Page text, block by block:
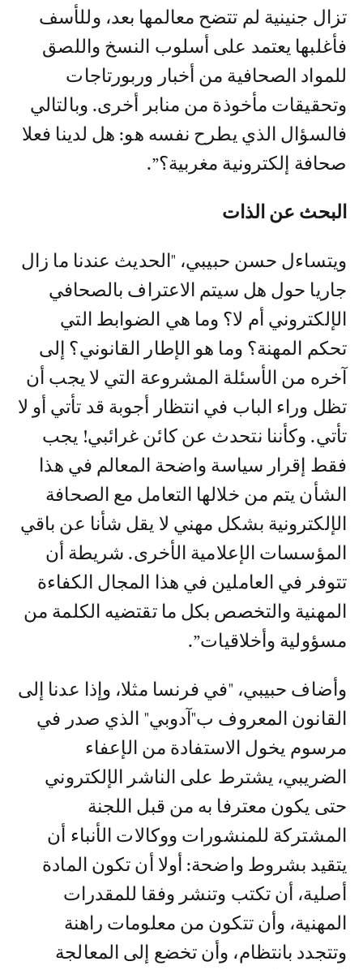
تزال جنينية لم تتضح معالمها بعد، وللأسف
فأغلبها يعتمد على أسلوب النسخ واللصق
للمواد الصحافية من أخبار وربورتاجات
وتحقيقات مأخوذة من منابر أخرى. وبالتالي
فالسؤال الذي يطرح نفسه هو: هل لدينا فعلا
صحافة إلكترونية مغربية؟”.
البحث عن الذات
ويتساءل حسن حبيبي، "الحديث عندنا ما زال
جاريا حول هل سيتم الاعتراف بالصحافي
الإلكتروني أم لا؟ وما هي الضوابط التي
تحكم المهنة؟ وما هو الإطار القانوني؟ إلى
آخره من الأسئلة المشروعة التي لا يجب أن
تظل وراء الباب في انتظار أجوبة قد تأتي أو لا
تأتي. وكأننا نتحدث عن كائن غرائبي! يجب
فقط إقرار سياسة واضحة المعالم في هذا
الشأن يتم من خلالها التعامل مع الصحافة
الإلكترونية بشكل مهني لا يقل شأنا عن باقي
المؤسسات الإعلامية الأخرى. شريطة أن
تتوفر في العاملين في هذا المجال الكفاءة
المهنية والتخصص بكل ما تقتضيه الكلمة من
مسؤولية وأخلاقيات”.
وأضاف حبيبي، "في فرنسا مثلا، وإذا عدنا إلى
القانون المعروف ب"آدوبي" الذي صدر في
مرسوم يخول الاستفادة من الإعفاء
الضريبي، يشترط على الناشر الإلكتروني
حتى يكون معترفا به من قبل اللجنة
المشتركة للمنشورات ووكالات الأنباء أن
يتقيد بشروط واضحة: أولا أن تكون المادة
أصلية، أن تكتب وتنشر وفقا للمقدرات
المهنية، وأن تتكون من معلومات راهنة
وتتجدد بانتظام، وأن تخضع إلى المعالجة